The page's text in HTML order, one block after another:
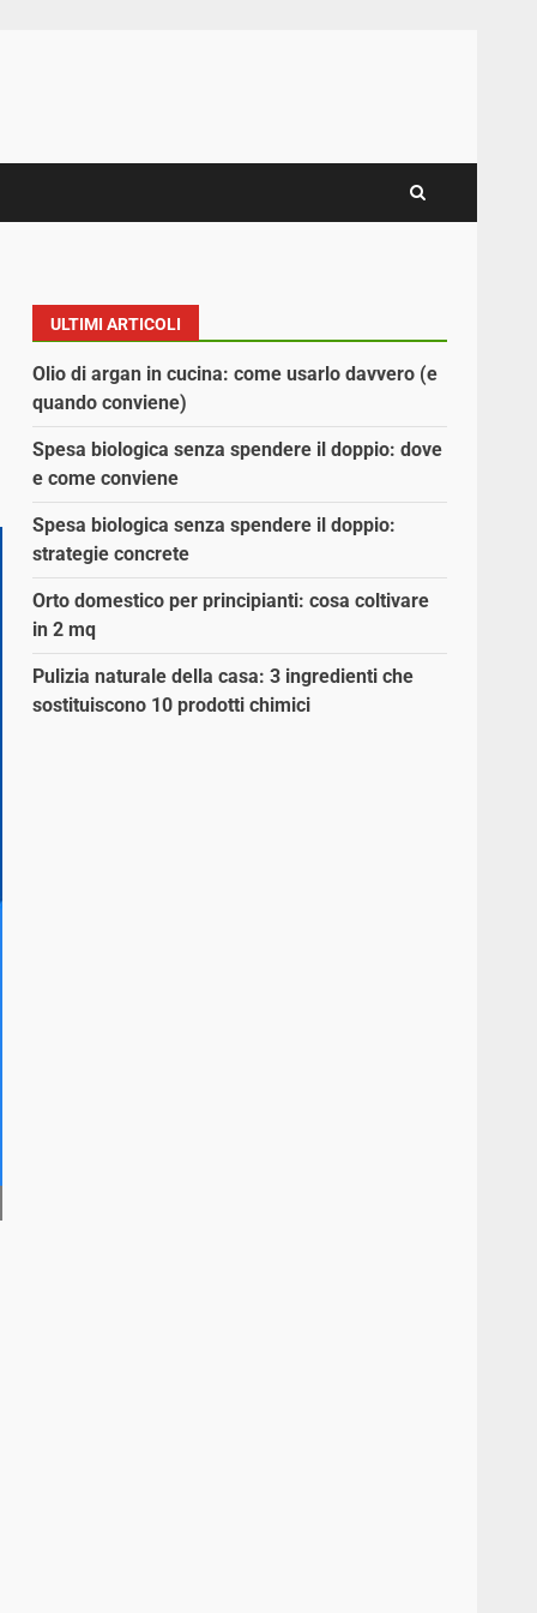
ULTIMI ARTICOLI
Olio di argan in cucina: come usarlo davvero (e
quando conviene)
Spesa biologica senza spendere il doppio: dove
e come conviene
Spesa biologica senza spendere il doppio:
strategie concrete
Orto domestico per principianti: cosa coltivare
in 2 mq
Pulizia naturale della casa: 3 ingredienti che
sostituiscono 10 prodotti chimici